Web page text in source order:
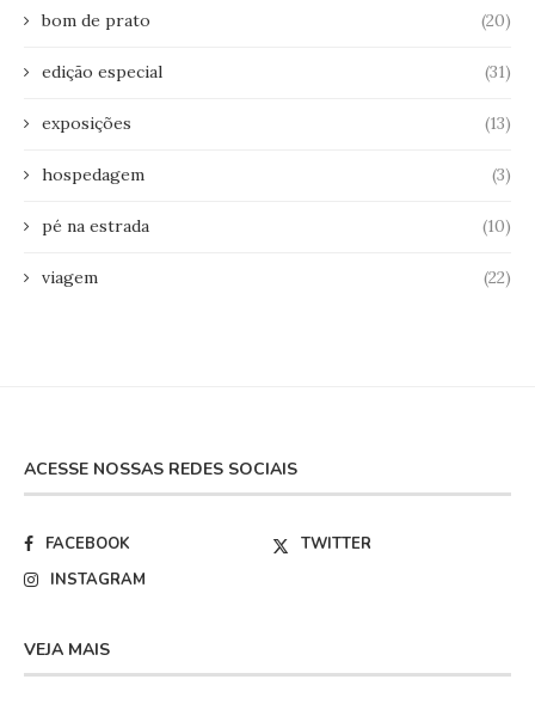
bom de prato (20)
edição especial (31)
exposições (13)
hospedagem (3)
pé na estrada (10)
viagem (22)
ACESSE NOSSAS REDES SOCIAIS
FACEBOOK
TWITTER
INSTAGRAM
VEJA MAIS